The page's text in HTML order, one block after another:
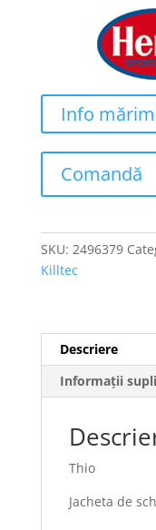
Info
Comandă
SKU: 2496379
Killtec
Descriere
Informații
Thio
Jacheta de